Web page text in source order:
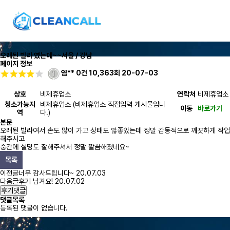
오래된 빌라 였는데~~서울 / 강남
페이지 정보
염** 0건 10,363회 20-07-03
상호 비제휴업소 연락처 비제휴업소
청소가능지
역
비제휴업소 (비제휴업소 직접입력 게시물입니
다.)
이동
바로가기
본문
오래된 빌라여서 손도 많이 가고 상태도 않좋았는데 정말 감동적으로 깨끗하게 작업
해주시고
중간에 설명도 잘해주셔서 정말 깔끔해졌네요~
목록
이전글너무 감사드립니다~ 20.07.03
다음글후기 남겨요! 20.07.02
후기댓글
댓글목록
등록된 댓글이 없습니다.